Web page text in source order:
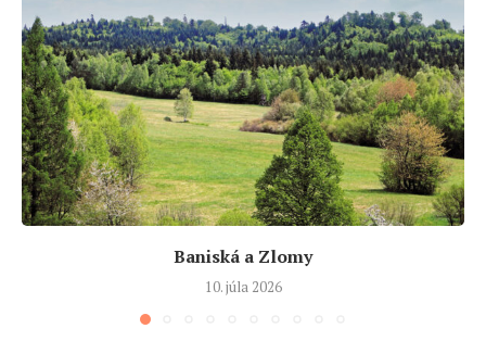
Baniská a Zlomy
10. júla 2026